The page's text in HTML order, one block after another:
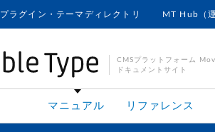
プラグイン・テーマディレクトリ MT Hub（
CMSプラットフォーム
ドキュメントサイト
マニュアル リファレンス